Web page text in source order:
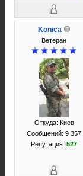
Konica
Ветеран
Откуда: Киев
Сообщений: 9 357
Репутация: 527